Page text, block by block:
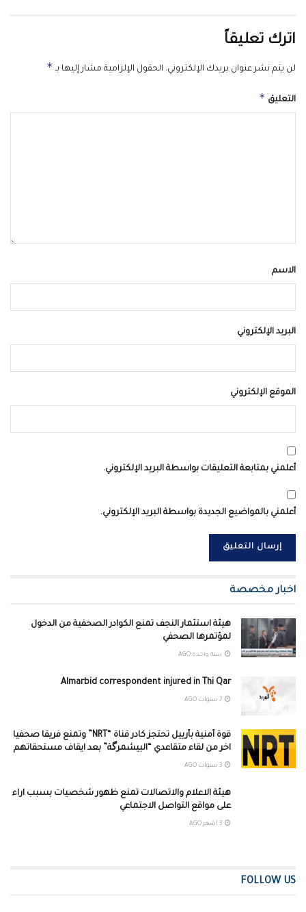
اترك تعليقاً
لن يتم نشر عنوان بريدك الإلكتروني. الحقول الإلزامية مشار إليها بـ *
التعليق *
الاسم
البريد الإلكتروني
الموقع الإلكتروني
أعلمني بمتابعة التعليقات بواسطة البريد الإلكتروني.
أعلمني بالمواضيع الجديدة بواسطة البريد الإلكتروني.
اخبار مخصصة
هيئة استثمار النجف تمنع الكوادر الصحفية من الدخول
لمؤتمرها الصحفي
سنة واحدة AGO
Almarbid correspondent injured in Thi Qar
قوة أمنية بأربيل تحتجز كادر قناة “NRT” وتمنع فريقا صحفيا
اخر من لقاء متقاعدي “البيشمرگة” بعد ايقاف مستحقاتهم
هيئة الاعلام والاتصالات تمنع ظهور شخصيات بسبب اراء
على مواقع التواصل الاجتماعي
FOLLOW US